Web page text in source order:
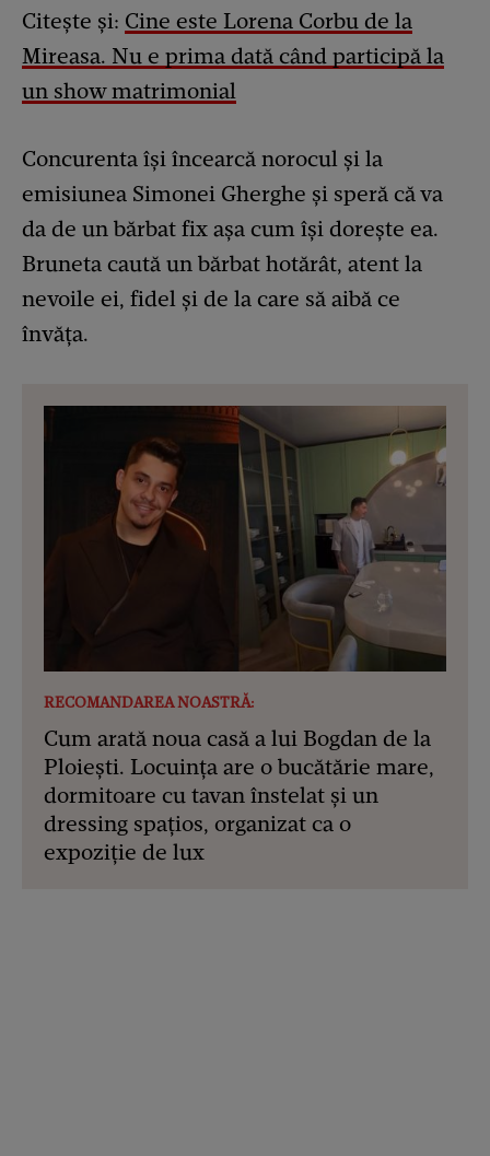
Citește și: Cine este Lorena Corbu de la
Mireasa. Nu e prima dată când participă la
un show matrimonial
Concurenta își încearcă norocul și la
emisiunea Simonei Gherghe și speră că va
da de un bărbat fix așa cum își dorește ea.
Bruneta caută un bărbat hotărât, atent la
nevoile ei, fidel şi de la care să aibă ce
învăţa.
RECOMANDAREA NOASTRĂ:
Cum arată noua casă a lui Bogdan de la
Ploiești. Locuința are o bucătărie mare,
dormitoare cu tavan înstelat și un
dressing spațios, organizat ca o
expoziție de lux